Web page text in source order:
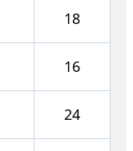
18
16
24